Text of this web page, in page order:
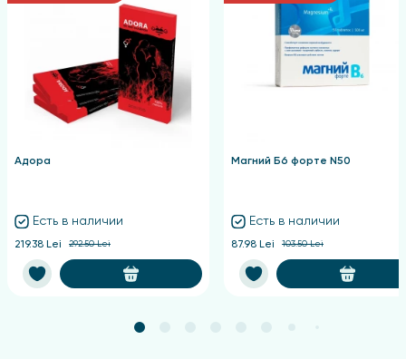
Адора
Есть в наличии
219.38 Lei 292.50 Lei
Магний Б6 форте N50
Есть в наличии
87.98 Lei 103.50 Lei